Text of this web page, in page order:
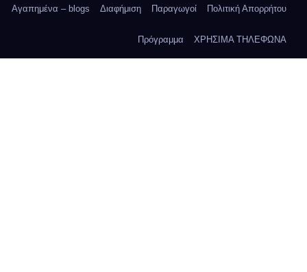
Αγαπημένα – blogs Διαφήμιση Παραγωγοί Πολιτική Απορρήτου
Πρόγραμμα ΧΡΗΣΙΜΑ ΤΗΛΕΦΩΝΑ